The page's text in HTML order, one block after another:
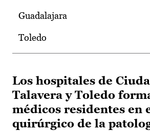
Guadalajara
Toledo
Los hospitales de
Talavera y Toledo
médicos residentes en
quirúrgico de la